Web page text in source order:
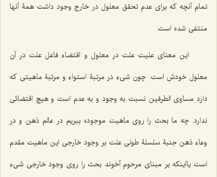
تمام آنچه که برای عدم تحقق معلول در خارج وجود داشت همۀ آنها
منتفی شده است.
این معنای علیت علت در معلول و اقتضاء فاعل علت در آن
معلول خودش است. چون شیء در مرتبۀ استواء و مرتبۀ ماهیتی که
دارد مساوی الطرفین نسبت به وجود و به عدم است و هیچ اقتضائی
ندارد. چه ما بحث را روی ماهیت موجوده ببریم در عالم ذهن و در
وعاء ذهن جنبۀ سلسلۀ طولی علت بر وجود خارجی این ماهیت مقدم
است یااینکه بر مبنای مرحوم آخوند بحث را روی وجود خارجی شیء